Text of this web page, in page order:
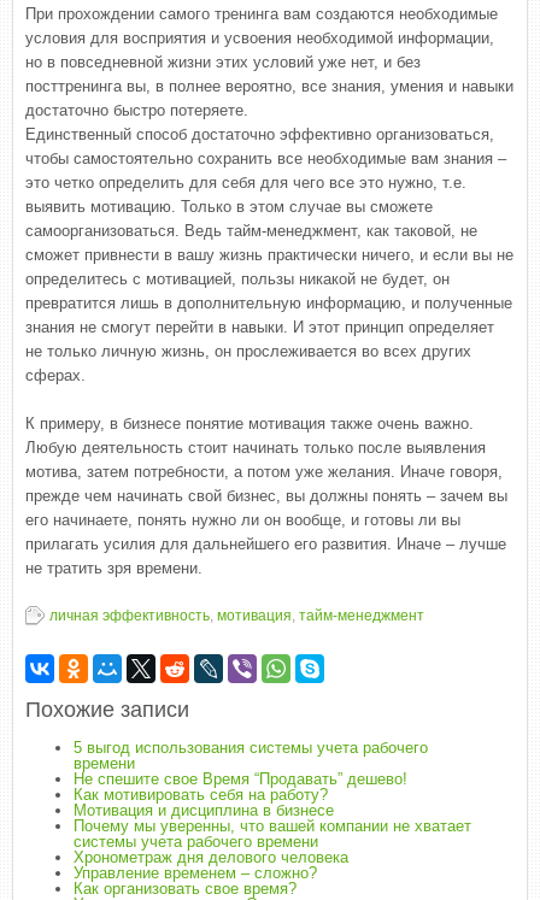
При прохождении самого тренинга вам создаются необходимые
условия для восприятия и усвоения необходимой информации,
но в повседневной жизни этих условий уже нет, и без
посттренинга вы, в полнее вероятно, все знания, умения и навыки
достаточно быстро потеряете.
Единственный способ достаточно эффективно организоваться,
чтобы самостоятельно сохранить все необходимые вам знания –
это четко определить для себя для чего все это нужно, т.е.
выявить мотивацию. Только в этом случае вы сможете
самоорганизоваться. Ведь тайм-менеджмент, как таковой, не
сможет привнести в вашу жизнь практически ничего, и если вы не
определитесь с мотивацией, пользы никакой не будет, он
превратится лишь в дополнительную информацию, и полученные
знания не смогут перейти в навыки. И этот принцип определяет
не только личную жизнь, он прослеживается во всех других
сферах.
К примеру, в бизнесе понятие мотивация также очень важно.
Любую деятельность стоит начинать только после выявления
мотива, затем потребности, а потом уже желания. Иначе говоря,
прежде чем начинать свой бизнес, вы должны понять – зачем вы
его начинаете, понять нужно ли он вообще, и готовы ли вы
прилагать усилия для дальнейшего его развития. Иначе – лучше
не тратить зря времени.
личная эффективность, мотивация, тайм-менеджмент
Похожие записи
5 выгод использования системы учета рабочего
времени
Не спешите свое Время “Продавать” дешево!
Как мотивировать себя на работу?
Мотивация и дисциплина в бизнесе
Почему мы уверенны, что вашей компании не хватает
системы учета рабочего времени
Хронометраж дня делового человека
Управление временем – сложно?
Как организовать свое время?